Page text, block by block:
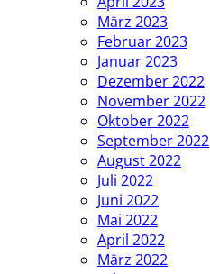
März 2023
Februar 2023
Januar 2023
Dezember 2022
November 2022
Oktober 2022
September 2022
August 2022
Juli 2022
Juni 2022
Mai 2022
April 2022
März 2022